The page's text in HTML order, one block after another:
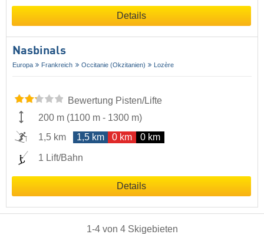
Details
Nasbinals
Europa Frankreich Occitanie (Okzitanien) Lozère
Bewertung Pisten/Lifte
200 m (1100 m - 1300 m)
1,5 km
1,5 km 0 km 0 km
1 Lift/Bahn
Details
1-4von 4 Skigebieten